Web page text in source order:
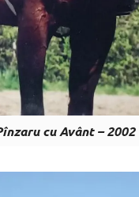
cu Avânt – 2002